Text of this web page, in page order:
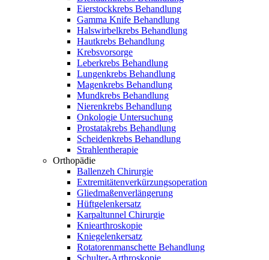
Eierstockkrebs Behandlung
Gamma Knife Behandlung
Halswirbelkrebs Behandlung
Hautkrebs Behandlung
Krebsvorsorge
Leberkrebs Behandlung
Lungenkrebs Behandlung
Magenkrebs Behandlung
Mundkrebs Behandlung
Nierenkrebs Behandlung
Onkologie Untersuchung
Prostatakrebs Behandlung
Scheidenkrebs Behandlung
Strahlentherapie
Orthopädie
Ballenzeh Chirurgie
Extremitätenverkürzungsoperation
Gliedmaßenverlängerung
Hüftgelenkersatz
Karpaltunnel Chirurgie
Kniearthroskopie
Kniegelenkersatz
Rotatorenmanschette Behandlung
Schulter-Arthroskopie